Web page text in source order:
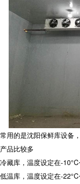
常用的是沈阳保鲜库设备
产品比较多
冷藏库，温度设定在-
低温库，温度设定在-